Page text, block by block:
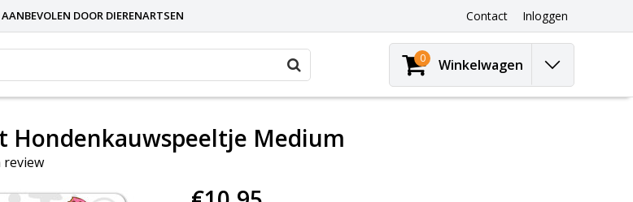
AANBEVOLEN DOOR DIERENARTSEN Contact Inloggen
0 Winkelwagen
Hondenkauwspeeltje Medium
review